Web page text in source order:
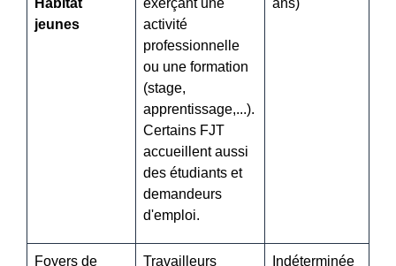
Habitat
jeunes
exerçant une
activité
professionnelle
ou une formation
(stage,
apprentissage,...).
Certains FJT
accueillent aussi
des étudiants et
demandeurs
d'emploi.
ans)
Foyers de Travailleurs Indéterminée